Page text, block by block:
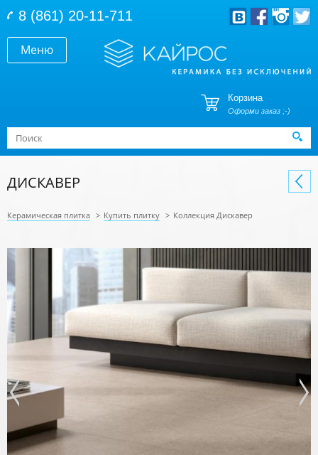
Меню
8 (861) 20-11-711
Корзина
Оформи заказ ;-)
Форма поиска
Поиск
ДИСКАВЕР
Керамическая плитка > Купить плитку > Коллекция Дискавер